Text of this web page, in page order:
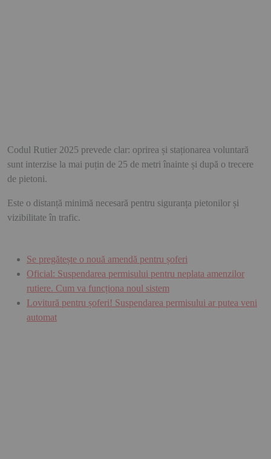
Codul Rutier 2025 prevede clar: oprirea și staționarea voluntară
sunt interzise la mai puțin de 25 de metri înainte și după o trecere
de pietoni.
Este o distanță minimă necesară pentru siguranța pietonilor și
vizibilitate în trafic.
Se pregătește o nouă amendă pentru șoferi
Oficial: Suspendarea permisului pentru neplata amenzilor
rutiere. Cum va funcționa noul sistem
Lovitură pentru șoferi! Suspendarea permisului ar putea veni
automat